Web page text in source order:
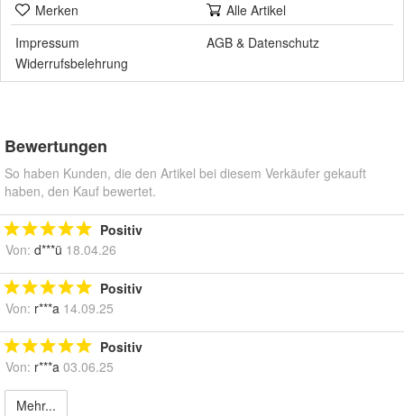
Merken
Alle Artikel
Impressum
AGB & Datenschutz
Widerrufsbelehrung
Bewertungen
So haben Kunden, die den Artikel bei diesem Verkäufer gekauft
haben, den Kauf bewertet.
Positiv
Von: d***ü 18.04.26
Positiv
Von: r***a 14.09.25
Positiv
Von: r***a 03.06.25
Mehr...